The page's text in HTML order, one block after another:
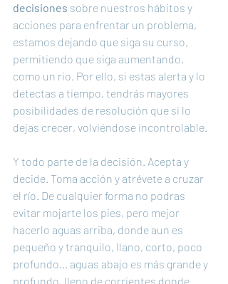
decisiones sobre nuestros hábitos y
acciones para enfrentar un problema,
estamos dejando que siga su curso,
permitiendo que siga aumentando,
como un rio. Por ello, si estas alerta y lo
detectas a tiempo, tendrás mayores
posibilidades de resolución que si lo
dejas crecer, volviéndose incontrolable.
Y todo parte de la decisión. Acepta y
decide. Toma acción y atrévete a cruzar
el río. De cualquier forma no podras
evitar mojarte los pies, pero mejor
hacerlo aguas arriba, donde aun es
pequeño y tranquilo, llano, corto, poco
profundo... aguas abajo es más grande y
profundo, lleno de corrientes donde